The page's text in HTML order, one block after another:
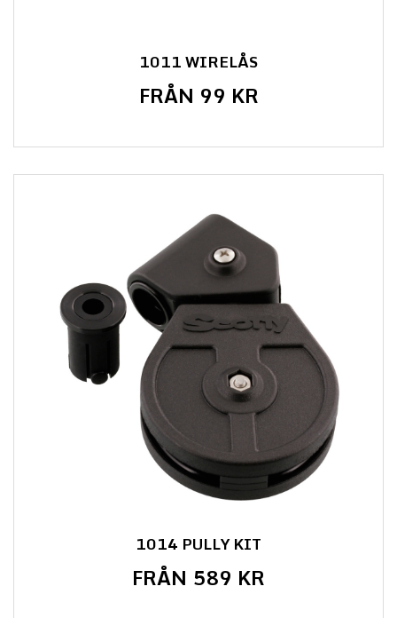
1011 WIRELÅS
FRÅN 99 KR
1014 PULLY KIT
FRÅN 589 KR